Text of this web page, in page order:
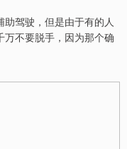
驾驶，但是由于有的人
不要脱手，因为那个确